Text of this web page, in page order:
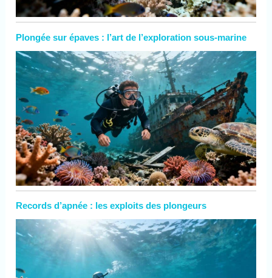
Plongée sur épaves : l’art de l’exploration sous-marine
Records d’apnée : les exploits des plongeurs